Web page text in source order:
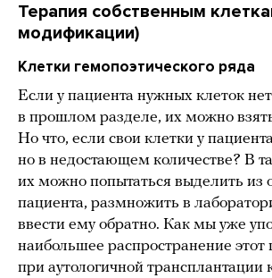
Терапия собственным
модификации)
Клетки гемопоэтического ряда
Если у пациента нужных клеток
в прошлом разделе, их можно
Но что, если свои клетки у
но в недостающем количестве? В
их можно попытаться выделить из
пациента, размножить в
ввести ему обратно. Как мы уже
наибольшее распространение этот
при аутологичной трансплантации